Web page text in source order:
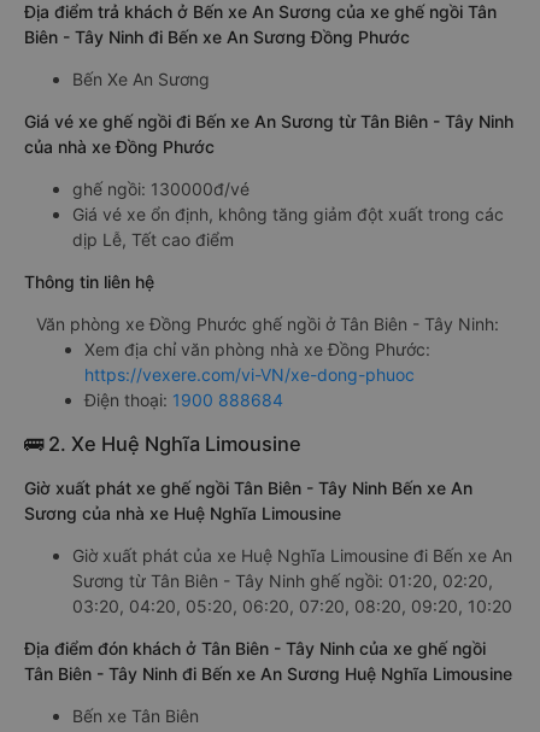
Địa điểm trả khách ở Bến xe An Sương của xe ghế ngồi Tân
Biên - Tây Ninh đi Bến xe An Sương Đồng Phước
Bến Xe An Sương
Giá vé xe ghế ngồi đi Bến xe An Sương từ Tân Biên - Tây Ninh
của nhà xe Đồng Phước
ghế ngồi: 130000đ/vé
Giá vé xe ổn định, không tăng giảm đột xuất trong các
dịp Lễ, Tết cao điểm
Thông tin liên hệ
Văn phòng xe Đồng Phước ghế ngồi ở Tân Biên - Tây Ninh:
Xem địa chỉ văn phòng nhà xe Đồng Phước:
https://vexere.com/vi-VN/xe-dong-phuoc
Điện thoại: 1900 888684
🚌 2. Xe Huệ Nghĩa Limousine
Giờ xuất phát xe ghế ngồi Tân Biên - Tây Ninh Bến xe An
Sương của nhà xe Huệ Nghĩa Limousine
Giờ xuất phát của xe Huệ Nghĩa Limousine đi Bến xe An
Sương từ Tân Biên - Tây Ninh ghế ngồi: 01:20, 02:20,
03:20, 04:20, 05:20, 06:20, 07:20, 08:20, 09:20, 10:20
Địa điểm đón khách ở Tân Biên - Tây Ninh của xe ghế ngồi
Tân Biên - Tây Ninh đi Bến xe An Sương Huệ Nghĩa Limousine
Bến xe Tân Biên